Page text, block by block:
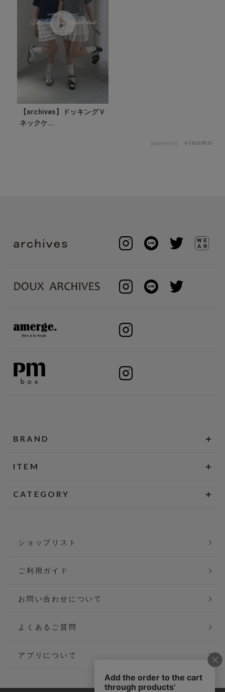
【archives】ドッキングＶ
ネックケ...
powered by
BRAND
ITEM
CATEGORY
ショップリスト
ご利用ガイド
お問い合わせについて
よくあるご質問
アプリについて